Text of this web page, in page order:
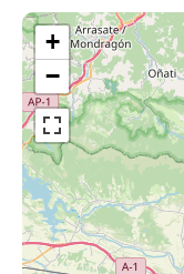
+
−